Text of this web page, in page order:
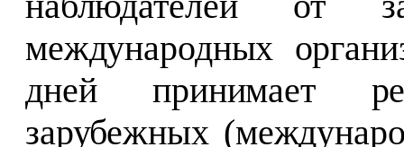
международных
дней принимает
зарубежных